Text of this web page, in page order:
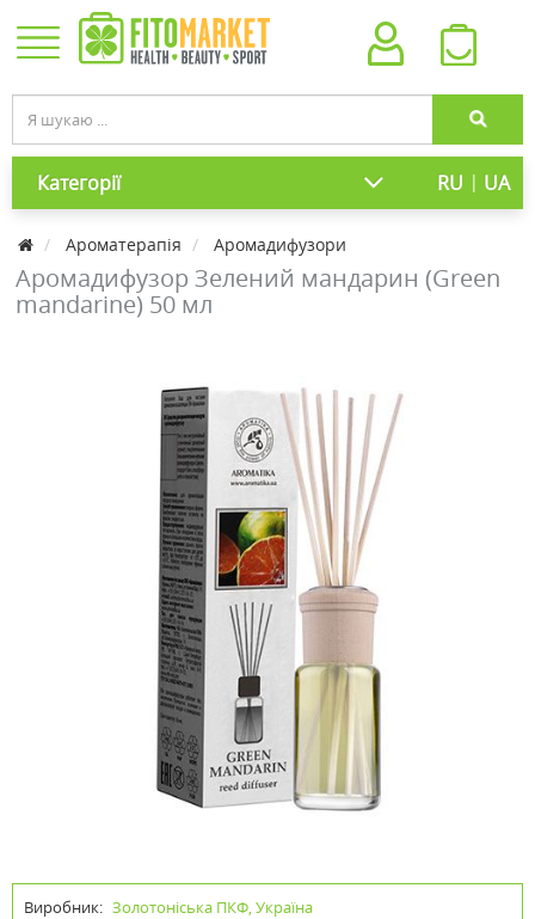
Категорії RU | UA
Ароматерапія Аромадифузори
Аромадифузор Зелений мандарин (Green
mandarine) 50 мл
Виробник: Золотоніська ПКФ, Україна